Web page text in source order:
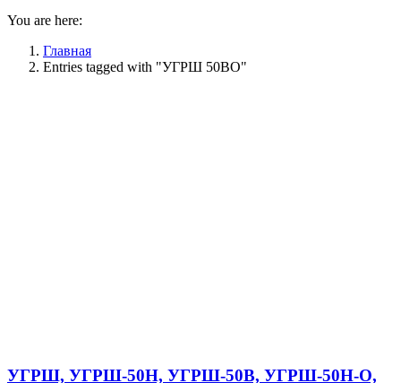
You are here:
Главная
Entries tagged with "УГРШ 50ВО"
УГРШ, УГРШ-50Н, УГРШ-50В, УГРШ-50Н-О,